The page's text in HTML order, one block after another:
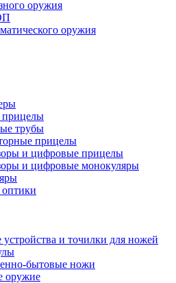
оружия
оружия
трубы
прицелы
и цифровые прицелы
и цифровые монокуляры
устройства и точилки для ножей
бытовые ножи
оружие